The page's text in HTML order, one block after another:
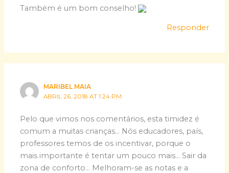
Também é um bom conselho!
Responder
MARIBEL MAIA
ABRIL 26, 2018 AT 1:24 PM
Pelo que vimos nos comentários, esta timidez é
comum a muitas crianças… Nós educadores, país,
professores temos de os incentivar, porque o
mais importante é tentar um pouco mais… Sair da
zona de conforto… Melhoram-se as notas e a